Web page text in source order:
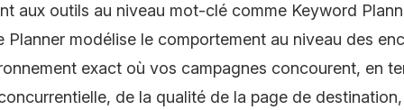
aux outils au niveau mot-clé comme Keyword
Planner modélise le comportement au niveau des
exact où vos campagnes concourent, en
de la qualité de la page de